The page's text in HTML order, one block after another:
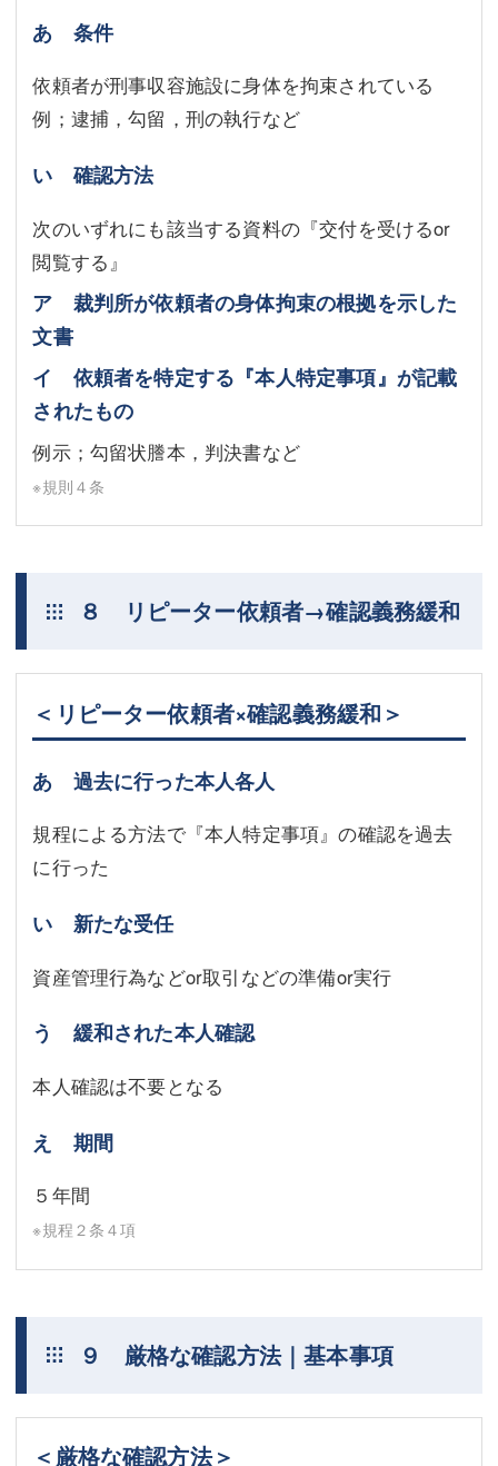
あ 条件
依頼者が刑事収容施設に身体を拘束されている
例；逮捕，勾留，刑の執行など
い 確認方法
次のいずれにも該当する資料の『交付を受けるor
閲覧する』
ア 裁判所が依頼者の身体拘束の根拠を示した
文書
イ 依頼者を特定する『本人特定事項』が記載
されたもの
例示；勾留状謄本，判決書など
※規則４条
８ リピーター依頼者→確認義務緩和
＜リピーター依頼者×確認義務緩和＞
あ 過去に行った本人各人
規程による方法で『本人特定事項』の確認を過去
に行った
い 新たな受任
資産管理行為などor取引などの準備or実行
う 緩和された本人確認
本人確認は不要となる
え 期間
５年間
※規程２条４項
９ 厳格な確認方法｜基本事項
＜厳格な確認方法＞